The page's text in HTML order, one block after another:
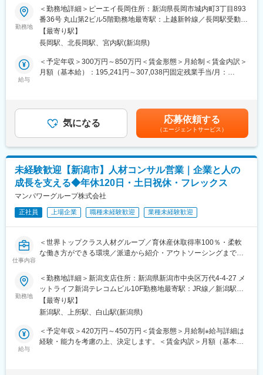
コンセプトに、話題の施設を運営しています。
・地域コミュニティの活性化や雇用促進、住みやすい街づくりに
貢献できる、社会的意義の高いお仕事です。
・新潟は9名（正社員3名＋アルバイト6名）で構成されていま
す。
■キャリアパス：
地域創生事業の専門性を高め、将来的にはプロジェクトリーダー
や事業責任者として活躍可能。社会貢献性の高い事業で経験を積
み、官民連携やマーケティングのスキルを広げられます。
■企業について：
株式会社ピーエイは東証スタンダード上場企業として、求人情報
サイト運営や人材紹介事業を展開。令和元年に地域力創造事業を
立ち上げ、地方の雇用促進や観光発展に貢献しています。
■概要：
顧客企業が抱える「人材採用」の課題を解決する提案営業をお任
せします。
「応募が集まらない」
「採用しても定着しない」
「採用活動が思うように進まない」
そんな企業ごとの課題をヒアリングし、求人広告や採用管理シス
■具体的には：
（1）採用に困っている企業に電話にてアポイントを獲得
（4）次回以降の掲載の提案
■営業スタイル：
◇提案から契約、アフターフォローまで一貫して担当
（1人あたり30～50社担当）
◇商談は、エリアによりますが、訪問での対面商談／WEB商談の
両方
◇原稿作成やご掲載後のフォローは専門部署と協力
■当ポジションの魅力：
採用成功は企業成長に直結します。お客様から「採用できた」
「ありがとう」と感謝されるやりがいがあります。
■成果が正当に評価される環境
・昇給年4回
・賞与年2回
勤務地
＜勤務地詳細＞ピーエイ長岡住所：新潟県長岡市城内町3丁目893
番36号 丸山第2ビル5階勤務地最寄駅：上越新幹線／長岡駅受動喫
煙対策：屋内全面禁煙変更の範囲：会社の定める事業所（リモー
トワーク含む）
【最寄り駅】
長岡駅、北長岡駅、宮内駅(新潟県)
給与
＜予定年収＞300万円～850万円＜賃金形態＞月給制＜賃金内訳＞
月額（基本給）：195,241円～307,038円固定残業手当/月：
やスキルを考慮して決定します。■賞与：年2回※昨年度平均実績1
ヶ月分（個人の成果に応じて）■昇給：年4回※4、7、10、1月■年
収例：・年収900万円／社歴17年目(30代女性)・年収550万円／社
歴6年目(30代男性)・年収360万円／社歴2年目(20代女性)賃金はあ
くまでも目安の金額であり、選考を通じて上下する可能性があり
ます。月給(月額)は固定手当を含めた表記です。
気になる 応募依頼する
（エージェントサービス）
未経験歓迎【新潟市】人材コンサル営業｜企業と人の
成長を支える◆年休120日・土日祝休・フレックス
マンパワーグループ株式会社
正社員 上場企業 職種未経験歓迎 業種未経験歓迎
仕事内容
＜世界トップクラス人材グループ／育休産休取得率100％・柔軟
な働き方ができる環境／派遣から紹介・アウトソーシングまで幅
世界70か国と地域に拠点・27,000人以上が活躍するマンパワーグ
ループ日本法人。
これまで培ってきた「ヒアリング力」「関係構築力」を活かし、
企業の人材課題の解決と、働く人のキャリア支援に挑戦しません
か？
業界トップクラスの安定基盤と、未経験からでも成長できる環境
勤務地
＜勤務地詳細＞新潟支店住所：新潟県新潟市中央区万代4-4-27 メ
ットライフ新潟テレコムビル10F勤務地最寄駅：JR線／新潟駅受
動喫煙対策：屋内全面禁煙変更の範囲：会社の定める事業所（リ
モートワーク含む）
【最寄り駅】
新潟駅、上所駅、白山駅(新潟県)
給与
＜予定年収＞420万円～450万円＜賃金形態＞月給制※給与詳細は
経験・能力を考慮の上、決定します。＜賃金内訳＞月額（基本